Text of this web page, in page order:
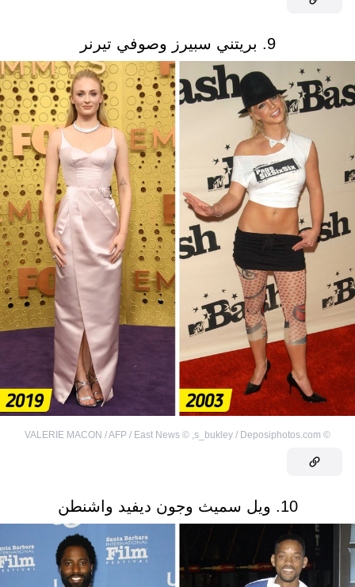
9. بريتني سبيرز وصوفي تيرنر
©
s_bukley / Deposiphotos.com
,
©
VALERIE MACON / AFP / East News
10. ويل سميث وجون ديفيد واشنطن